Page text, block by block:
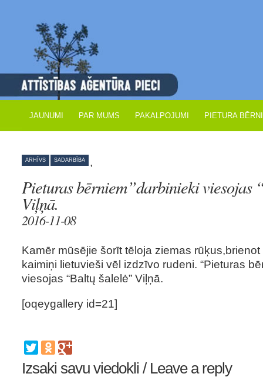
JAUNUMI PAR MUMS PAKALPOJUMI PIETURA
ARHĪVS ,
SADARBĪBA
Pieturas bērniem”darbinieki viesojas
Viļņā.
2016-11-08
Kamēr mūsējie šorīt tēloja ziemas
kaimiņi lietuvieši vēl izdzīvo rudeni. “Pieturas
viesojas “Baltų šalelė” Viļņā.
[oqeygallery id=21]
Izsaki savu viedokli / Leave a reply